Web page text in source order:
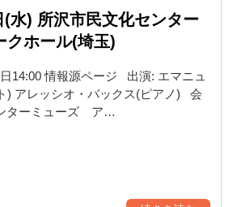
水) 所沢市民文化センター
ホール(埼玉)
14:00 情報源ページ 出演: エマニュ
) アレッシオ・バックス(ピアノ) 会
ターミューズ ア…